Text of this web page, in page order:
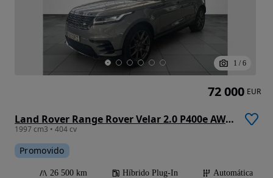
1 / 6
Land Rover Range Rover Velar 2.0 P400e AWD Dynamic SE
1997 cm3 • 404 cv
Promovido
26 500 km Híbrido Plug-In
Automática
72 000 EUR